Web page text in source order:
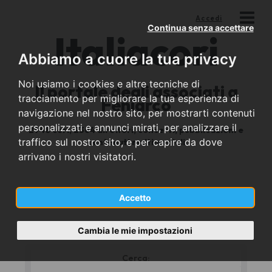
Abbiamo a cuore la tua privacy
Noi usiamo i cookies e altre tecniche di
tracciamento per migliorare la tua esperienza di
navigazione nel nostro sito, per mostrarti contenuti
personalizzati e annunci mirati, per analizzare il
traffico sul nostro sito, e per capire da dove
arrivano i nostri visitatori.
Accetto
Continua senza accettare
Cambia le mie impostazioni
Accedi
Italiacori
Il portale degli associati a
Feniarco
2948 cori, 2364 direttori, concerti, pubblicazioni e
contenuti multimediali
I cori